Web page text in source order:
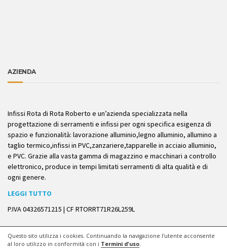
Questo sito utilizza i cookies. Continuando la navigazione l'utente acconsente
al loro utilizzo in conformità con i Termini d'uso.
AZIENDA
Infissi Rota di Rota Roberto e un’azienda specializzata nella
progettazione di serramenti e infissi per ogni specifica esigenza di
spazio e funzionalità: lavorazione alluminio,legno alluminio, allumino a
taglio termico,infissi in PVC,zanzariere,tapparelle in acciaio alluminio,
e PVC. Grazie alla vasta gamma di magazzino e macchinari a controllo
elettronico, produce in tempi limitati serramenti di alta qualità e di
ogni genere.
LEGGI TUTTO
P.IVA 04326571215 | CF RTORRT71R26L259L
© 2019ROTA INFISSI di Roberto RotaP.IVA 04326571215 – CF